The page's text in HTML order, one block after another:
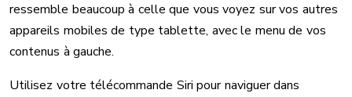
ressemble beaucoup à celle que vous voyez sur vos autres
appareils mobiles de type tablette, avec le menu de vos
contenus à gauche.
Utilisez votre télécommande Siri pour naviguer dans